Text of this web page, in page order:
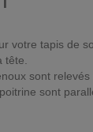
votre tapis de
sont
sont